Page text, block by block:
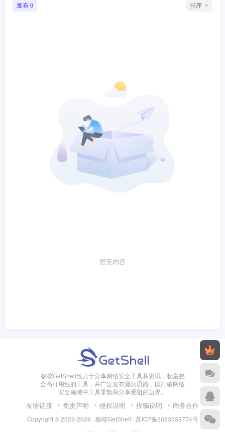
发布 0 排序
暂无内容
极核GetShell致力于分享网络安全工具和资讯，收集整
合高可用性的工具，并广泛发布漏洞思路，以打破网络
安全领域中工具零散和分享受阻的边界。
友情链接 免责声明 侵权说明 投稿说明 商务合作
Copyright © 2023-2026 · 极核GetShell · 苏ICP备2023035774号